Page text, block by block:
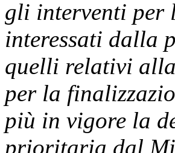
gli interventi per
interessati dalla
quelli relativi
per la
più in vigore la
prioritaria dal